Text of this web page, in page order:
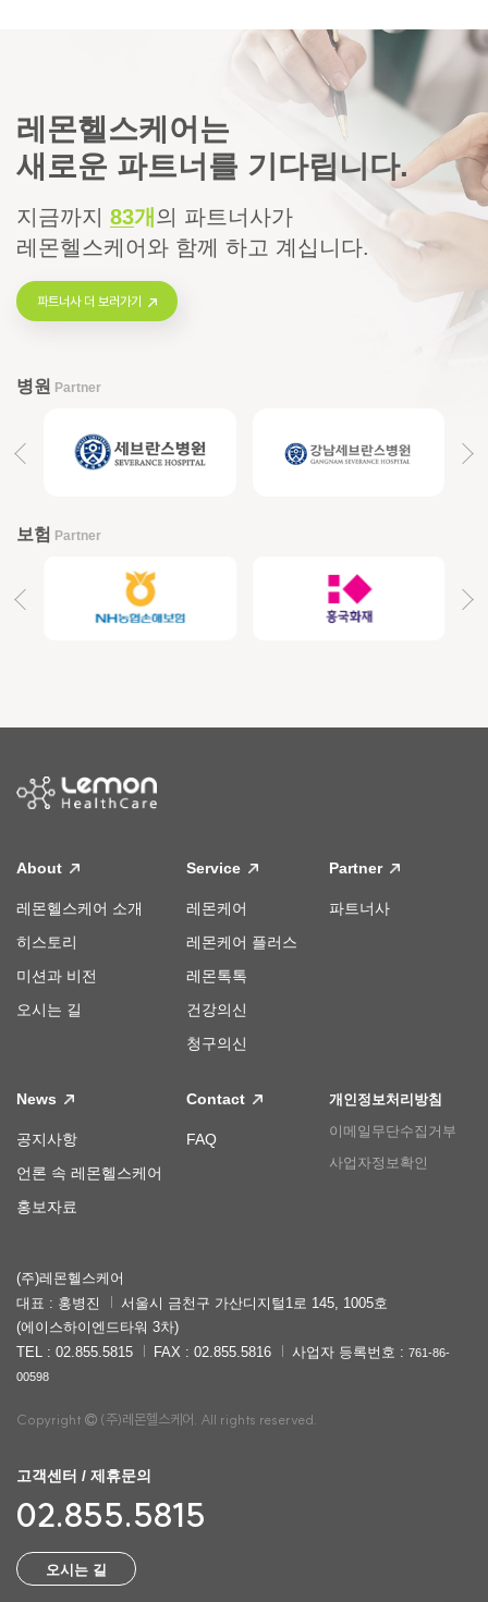
레몬헬스케어는
새로운 파트너를 기다립니다.
지금까지 83개 의 파트너사가
레몬헬스케어와 함께 하고 계십니다.
파트너사 더 보러가기
병원 Partner
보험 Partner
About
레몬헬스케어 소개
히스토리
미션과 비전
오시는 길
Service
레몬케어
레몬케어 플러스
레몬톡톡
건강의신
청구의신
Partner
파트너사
News
공지사항
언론 속 레몬헬스케어
홍보자료
Contact
FAQ
개인정보처리방침
이메일무단수집거부
사업자정보확인
(주)레몬헬스케어
대표 : 홍병진
서울시 금천구 가산디지털1로 145, 1005호
(에이스하이엔드타워 3차)
TEL : 02.855.5815
FAX : 02.855.5816 사업자 등록번호 : 761-86-
00598
Copyright (주)레몬헬스케어. All rights reserved.
고객센터 / 제휴문의
02.855.5815
오시는 길